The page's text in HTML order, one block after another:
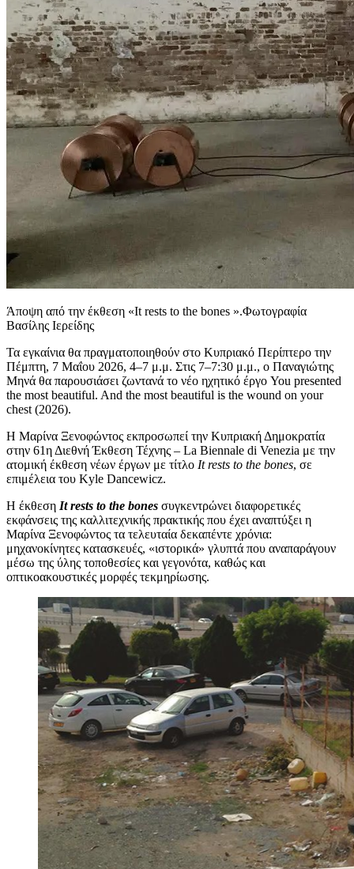
Άποψη από την έκθεση «It rests to the bones ».Φωτογραφία
Βασίλης Ιερείδης
Τα εγκαίνια θα πραγματοποιηθούν στο Κυπριακό Περίπτερο την
Πέμπτη, 7 Μαΐου 2026, 4–7 μ.μ. Στις 7–7:30 μ.μ., ο Παναγιώτης
Μηνά θα παρουσιάσει ζωντανά το νέο ηχητικό έργο You presented
the most beautiful. And the most beautiful is the wound on your
chest (2026).
Η Μαρίνα Ξενοφώντος εκπροσωπεί την Κυπριακή Δημοκρατία
στην 61η Διεθνή Έκθεση Τέχνης – La Biennale di Venezia με την
ατομική έκθεση νέων έργων με τίτλο It rests to the bones, σε
επιμέλεια του Kyle Dancewicz.
Η έκθεση It rests to the bones συγκεντρώνει διαφορετικές
εκφάνσεις της καλλιτεχνικής πρακτικής που έχει αναπτύξει η
Μαρίνα Ξενοφώντος τα τελευταία δεκαπέντε χρόνια:
μηχανοκίνητες κατασκευές, «ιστορικά» γλυπτά που αναπαράγουν
μέσω της ύλης τοποθεσίες και γεγονότα, καθώς και
οπτικοακουστικές μορφές τεκμηρίωσης.